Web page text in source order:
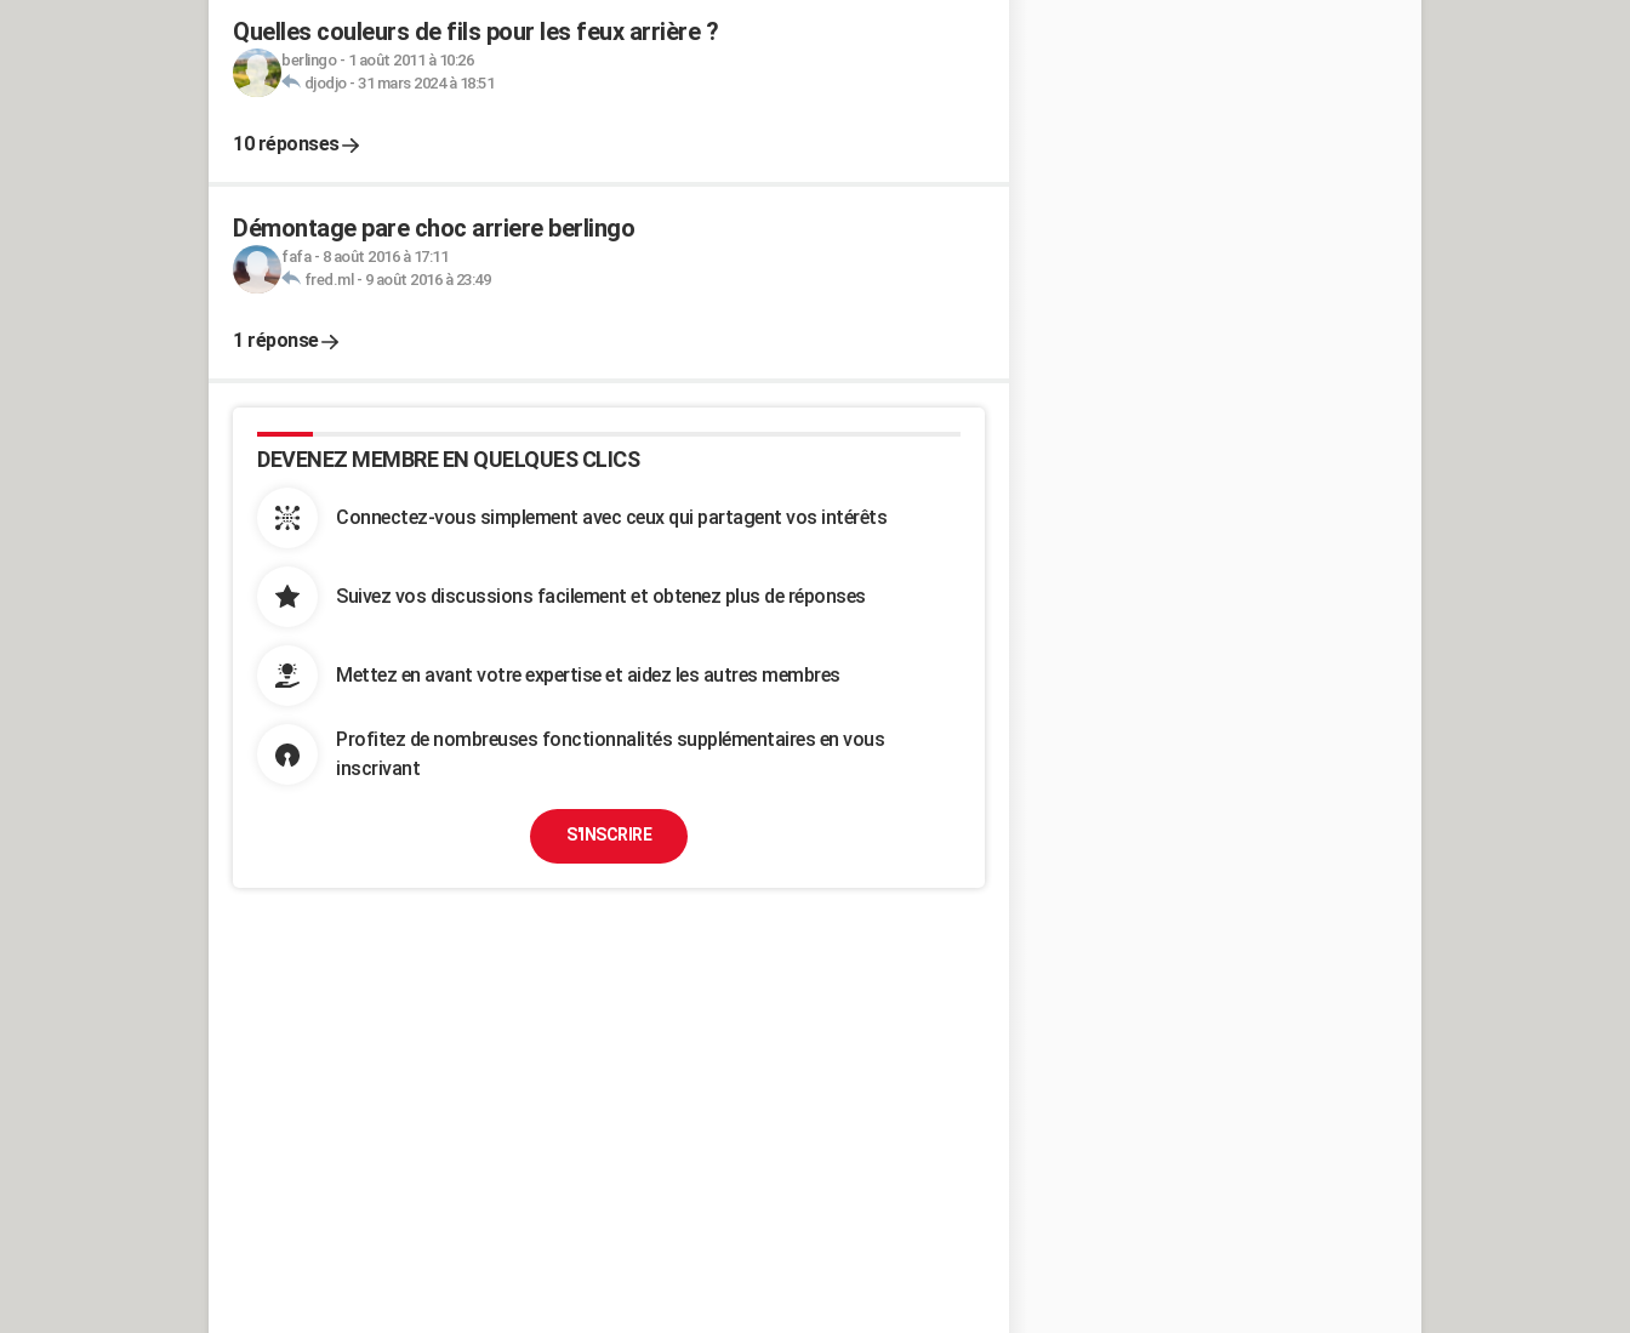
Quelles couleurs de fils pour les feux arrière ?
berlingo- 1 août 2011 à 10:26
djodjo- 31 mars 2024 à 18:51
10 réponses
Démontage pare choc arriere berlingo
fafa- 8 août 2016 à 17:11
fred.ml - 9 août 2016 à 23:49
1 réponse
DEVENEZ MEMBRE EN QUELQUES CLICS
Connectez-vous simplement avec ceux qui partagent vos intérêts
Suivez vos discussions facilement et obtenez plus de réponses
Mettez en avant votre expertise et aidez les autres membres
Profitez de nombreuses fonctionnalités supplémentaires en vous
inscrivant
S'INSCRIRE